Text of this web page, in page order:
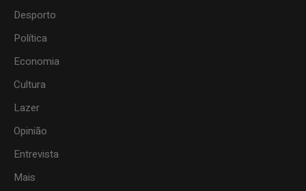
Desporto
Política
Economia
Cultura
Lazer
Opinião
Entrevista
Mais